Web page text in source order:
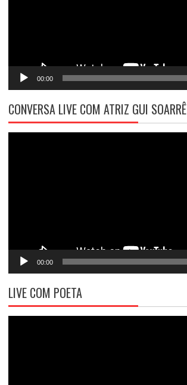
00:00
CONVERSA LIVE COM ATRIZ GUI SOARRÊ
00:00
LIVE COM POETA